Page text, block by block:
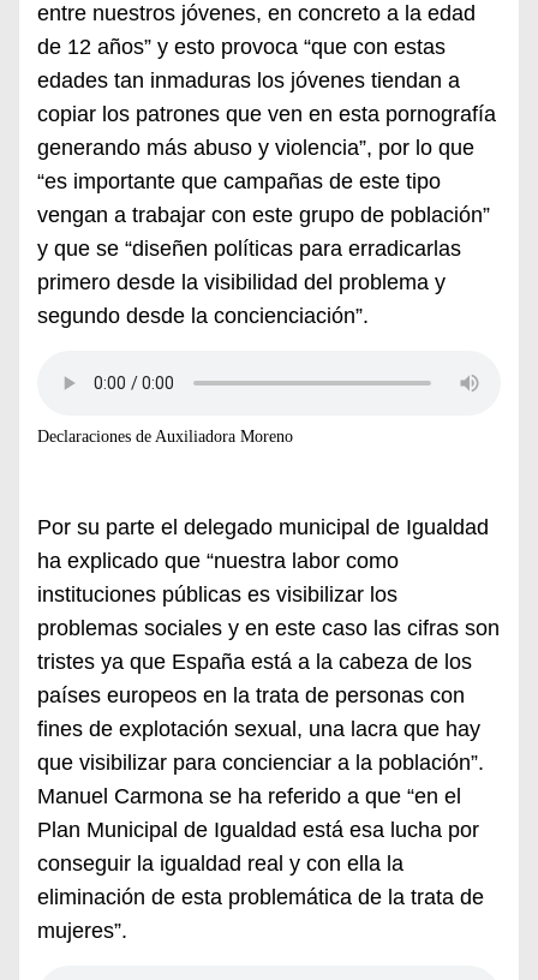
entre nuestros jóvenes, en concreto a la edad
de 12 años” y esto provoca “que con estas
edades tan inmaduras los jóvenes tiendan a
copiar los patrones que ven en esta pornografía
generando más abuso y violencia”, por lo que
“es importante que campañas de este tipo
vengan a trabajar con este grupo de población”
y que se “diseñen políticas para erradicarlas
primero desde la visibilidad del problema y
segundo desde la concienciación”.
Declaraciones de Auxiliadora Moreno
Por su parte el delegado municipal de Igualdad
ha explicado que “nuestra l abor como
instituciones públicas es visibilizar los
problemas sociales y en este caso las cifras son
tristes ya que España está a la cabeza de los
países europeos en la trata de personas con
fines de explotación sexual, una lacra que hay
que visibilizar para concienciar a la población”.
Manuel Carmona se ha referido a que “en el
Plan Municipal de Igualdad está esa lucha por
conseguir la igualdad real y con ella la
eliminación de esta problemática de la trata de
mujeres”.